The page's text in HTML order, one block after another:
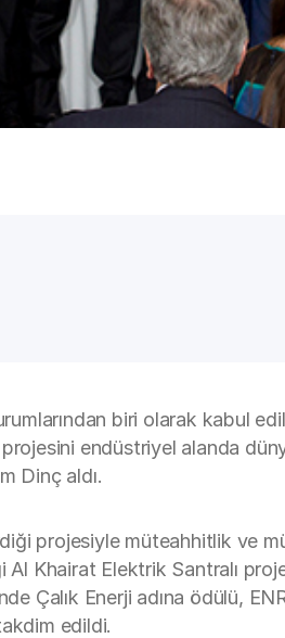
biri olarak kabul
endüstriyel alanda
Dinç aldı.
projesiyle müteahhitlik ve
Khairat Elektrik Santralı
Çalık Enerji adına ödülü,
edildi.